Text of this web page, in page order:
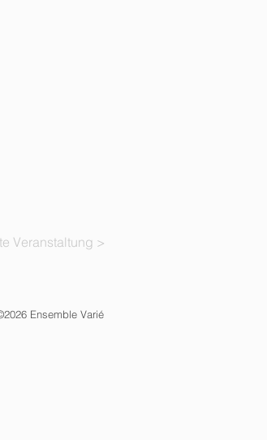
Veranstaltung >
Ensemble Varié